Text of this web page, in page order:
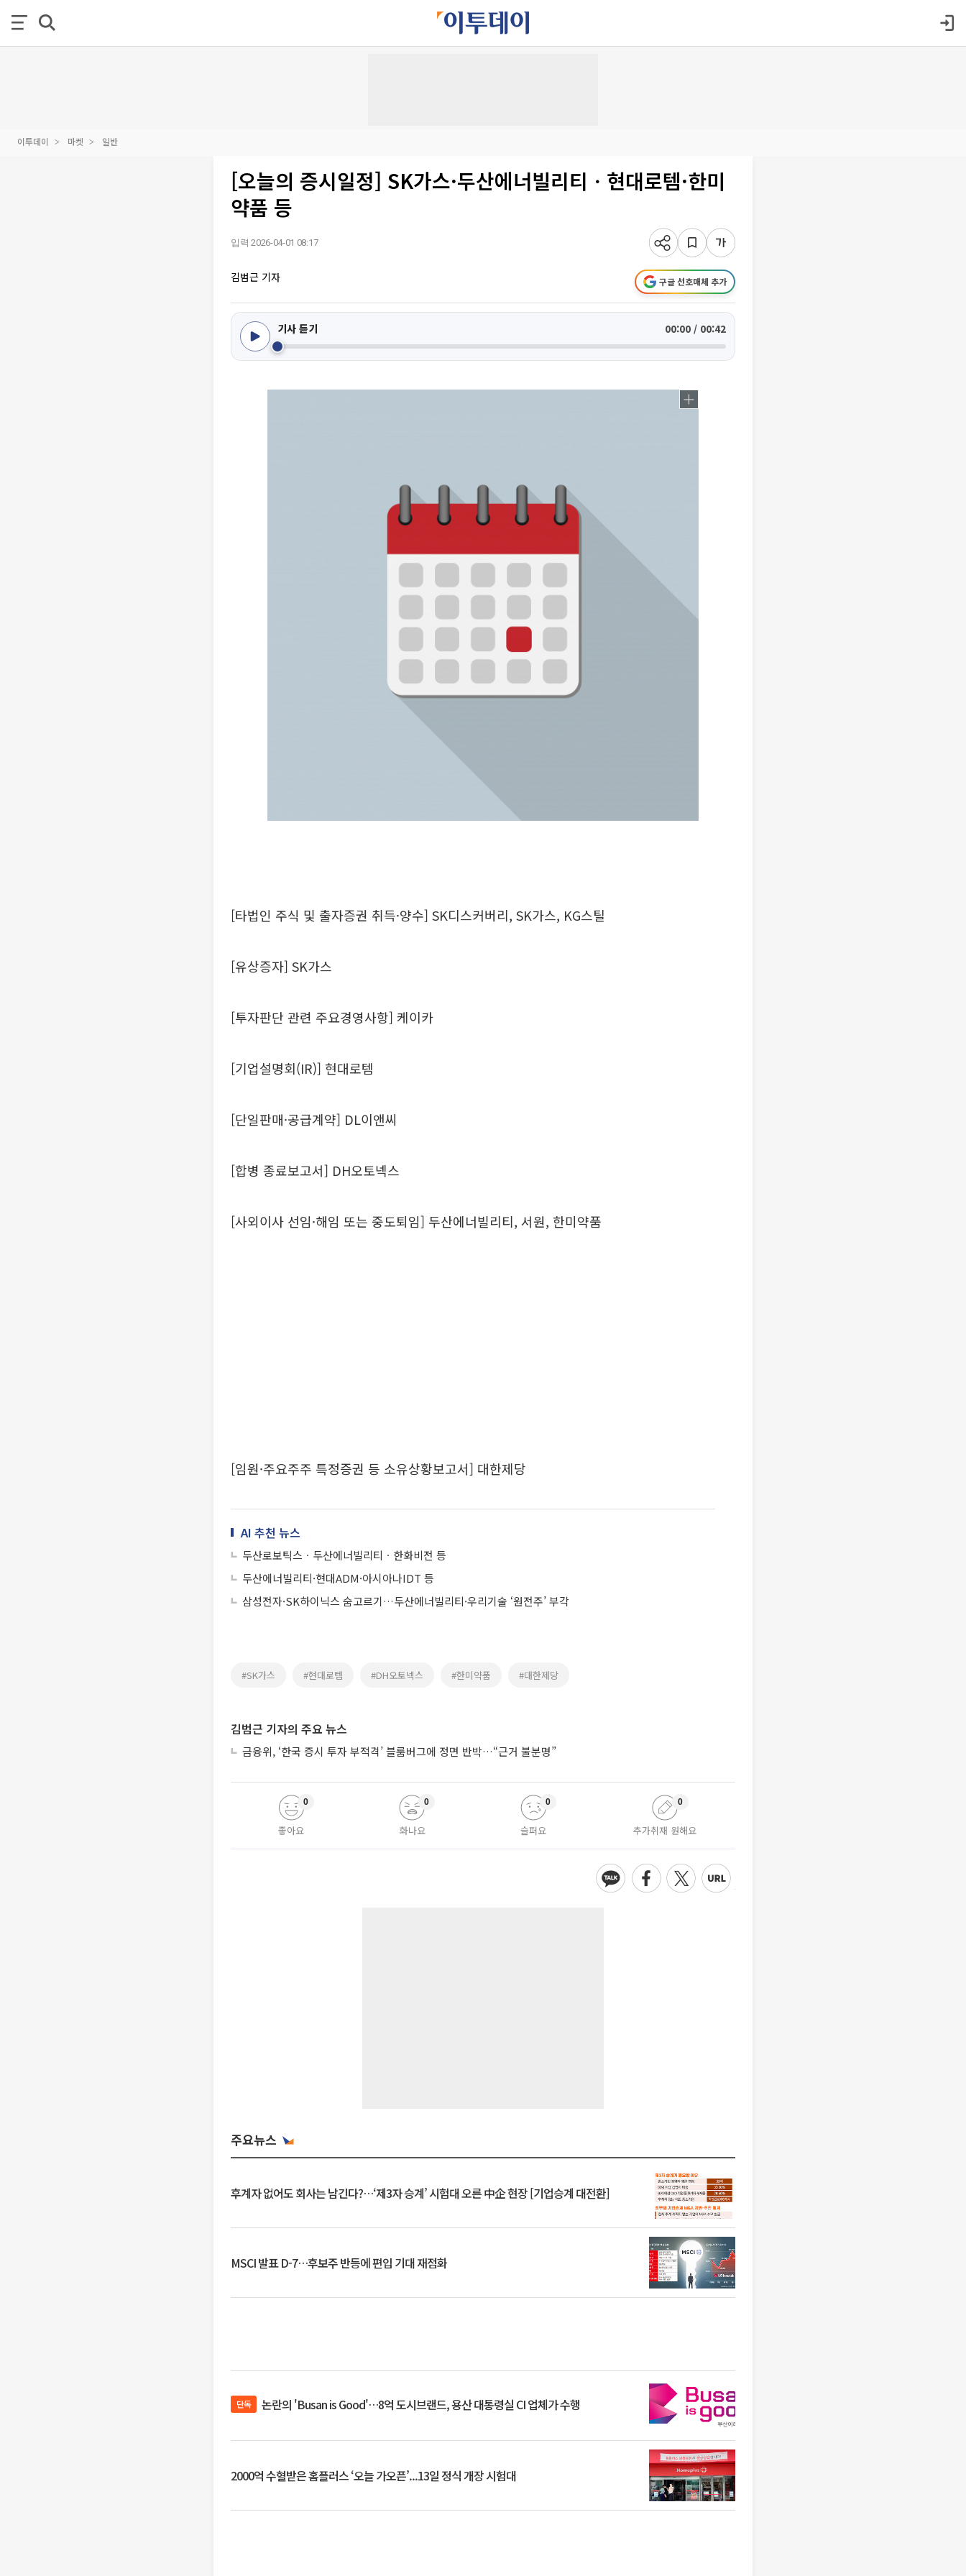
이투데이 마켓 일반
[오늘의 증시일정] SK가스·두산에너빌리티ㆍ현대로템·한미
약품 등
입력 2026-04-01 08:17
김범근 기자 구글 선호매체 추가
기사 듣기 00:00 / 00:42
[타법인 주식 및 출자증권 취득·양수] SK디스커버리, SK가스, KG스틸
[유상증자] SK가스
[투자판단 관련 주요경영사항] 케이카
[기업설명회(IR)] 현대로템
[단일판매·공급계약] DL이앤씨
[합병 종료보고서] DH오토넥스
[사외이사 선임·해임 또는 중도퇴임] 두산에너빌리티, 서원, 한미약품
[임원·주요주주 특정증권 등 소유상황보고서] 대한제당
AI 추천 뉴스
두산로보틱스ㆍ두산에너빌리티ㆍ한화비전 등
두산에너빌리티·현대ADM·아시아나IDT 등
삼성전자·SK하이닉스 숨고르기…두산에너빌리티·우리기술 ‘원전주’ 부각
#SK가스 #현대로템 #DH오토넥스 #한미약품 #대한제당
김범근 기자의 주요 뉴스
금융위, ‘한국 증시 투자 부적격’ 블룸버그에 정면 반박…“근거 불분명”
좋아요
0
화나요
0
슬퍼요
0
추가취재 원해요
0
주요뉴스
후계자 없어도 회사는 남긴다?…‘제3자 승계’ 시험대 오른 中企 현장 [기업승계 대전환]
MSCI 발표 D-7…후보주 반등에 편입 기대 재점화
단독 논란의 'Busan is Good'…8억 도시브랜드, 용산 대통령실 CI 업체가 수행
2000억 수혈받은 홈플러스 ‘오늘 가오픈’...13일 정식 개장 시험대